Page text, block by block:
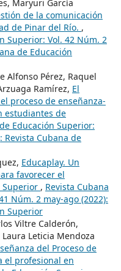
Maryuri García
de la comunicación
de Pinar del Río. ,
Superior: Vol. 42 Núm. 2
de Educación
Alfonso Pérez, Raquel
Ramírez, El
proceso de enseñanza-
estudiantes de
Educación Superior:
Revista Cubana de
Educaplay. Un
favorecer el
Superior , Revista Cubana
Núm. 2 may-ago (2022):
Superior
Viltre Calderón,
Leticia Mendoza
del Proceso de
el profesional en